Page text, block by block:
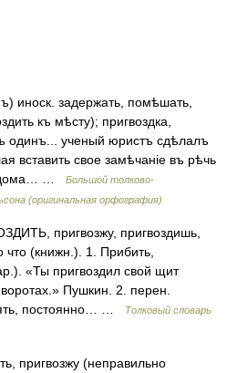
иноск. задержать, помѣшать,
къ мѣсту); пригвоздка,
одинъ... ученый юристъ сдѣлалъ
вставить свое замѣчаніе въ рѣчь
дома… …
Большой толково-
(оригинальная орфография)
пригвозжу, пригвоздишь,
что (книжн.). 1. Прибить,
«Ты пригвоздил свой щит
Пушкин. 2. перен.
постоянно… …
Толковый словарь
пригвозжу (неправильно